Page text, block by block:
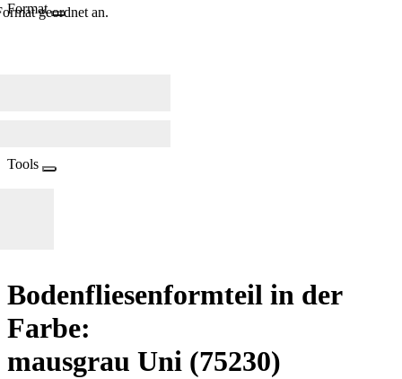
Formatgeordnet an.
Tools
Bodenfliesenformteil in der
Farbe:
mausgrau Uni (75230)